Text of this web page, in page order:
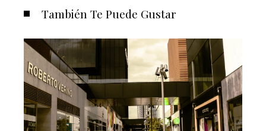
También Te Puede Gustar